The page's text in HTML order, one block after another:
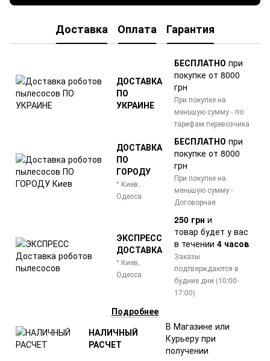
Доставка Оплата Гарантия
ДОСТАВКА
ПО
УКРАИНЕ
БЕСПЛАТНО при
покупке от 8000
грн
При покупке на
меньшую сумму - по
тарифам перевозчика
ДОСТАВКА
ПО
ГОРОДУ
* Киев,
Одесса
БЕСПЛАТНО при
покупке от 8000
грн
При покупке на
меньшую сумму -
Договорная
ЭКСПРЕСС
ДОСТАВКА
* Киев,
Одесса
250 грн и
товар будет у вас
в течении 4 часов
Заказы
подтверждаются в
будние дни (10:00-
17:00)
Подробнее
НАЛИЧНЫЙ
РАСЧЕТ
В Магазине или
Курьеру при
получении